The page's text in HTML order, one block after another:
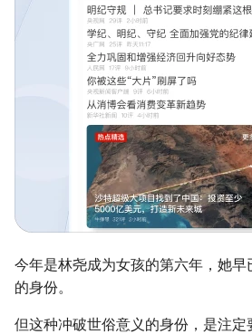
今年是林尧成为女孩的第六年，她
的身份。
但这种冲破世俗意义的身份，是注定